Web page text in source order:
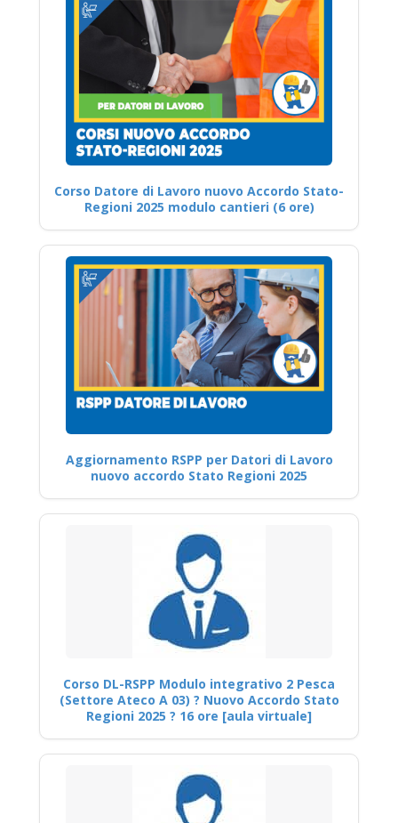
Corso Datore di Lavoro nuovo Accordo Stato-
Regioni 2025 modulo cantieri (6 ore)
Aggiornamento RSPP per Datori di Lavoro
nuovo accordo Stato Regioni 2025
Corso DL-RSPP Modulo integrativo 2 Pesca
(Settore Ateco A 03) ? Nuovo Accordo Stato
Regioni 2025 ? 16 ore [aula virtuale]